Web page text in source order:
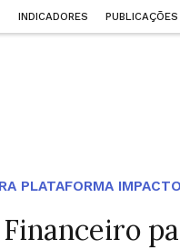
INDICADORES PUBLICAÇÕES
PLATAFORMA IMPACTO